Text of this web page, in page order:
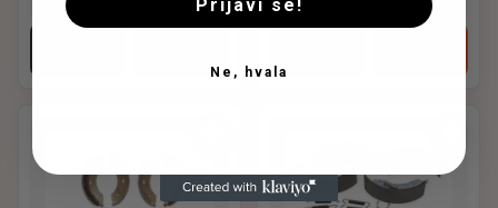
Dostupno Dostupno
Prijavi se!
Ne, hvala